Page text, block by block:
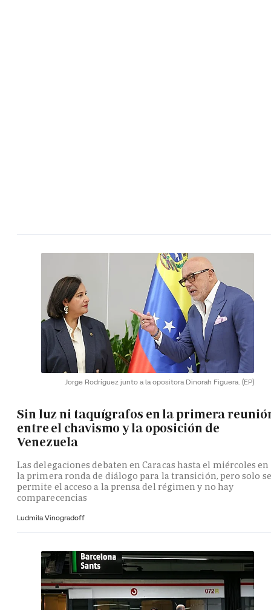
Jorge Rodríguez junto a la opositora Dinorah Figuera. (EP)
Sin luz ni taquígrafos en la primera
entre el chavismo y la oposición de
Venezuela
Las delegaciones debaten en Caracas hasta el miércoles en
la primera ronda de diálogo para la transición, pero solo se
permite el acceso a la prensa del régimen y no hay
comparecencias
Ludmila Vinogradoff